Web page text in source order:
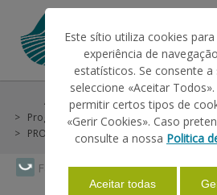
Faça Swipe para ver o menu
O IFAP
AJUDAS/APOIOS
Ajudas/Apoios Outras Ajudas
Programa Operacional Pescas 2007-2013
PROMAR - Madeira
Este sítio utiliza cookies
experiência de
estatísticos. Se consente a
seleccione «Aceitar
permitir certos tipos de
«Gerir Cookies». Caso
consulte a nossa Politica
Aceitar todas